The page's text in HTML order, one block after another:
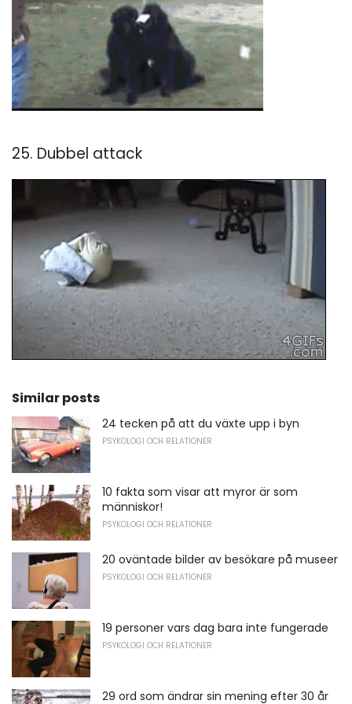
25. Dubbel attack
Similar posts
24 tecken på att du växte upp i byn
PSYKOLOGI OCH RELATIONER
10 fakta som visar att myror är som
människor!
PSYKOLOGI OCH RELATIONER
20 oväntade bilder av besökare på museer
PSYKOLOGI OCH RELATIONER
19 personer vars dag bara inte fungerade
PSYKOLOGI OCH RELATIONER
29 ord som ändrar sin mening efter 30 år